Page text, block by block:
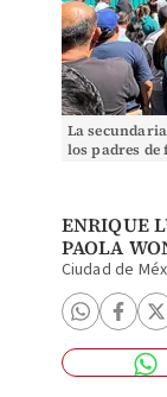
La
los padres
ENRIQUE
PAOLA
Ciudad de